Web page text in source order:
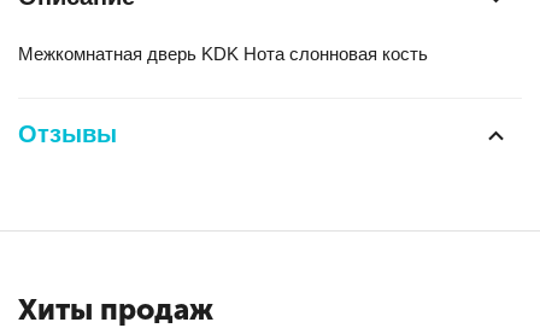
Межкомнатная дверь KDK Нота слонновая кость
Отзывы
Хиты продаж